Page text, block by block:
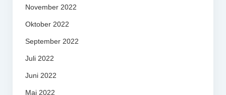
November 2022
Oktober 2022
September 2022
Juli 2022
Juni 2022
Mai 2022